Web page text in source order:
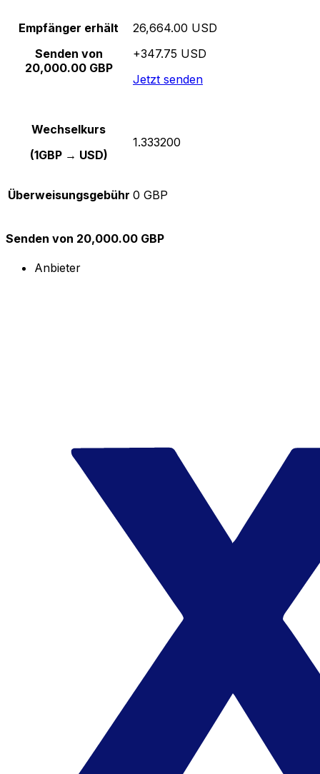
Empfänger erhält
Senden von
20,000.00 GBP
26,664.00 USD
+347.75 USD
Jetzt senden
Wechselkurs
(1GBP → USD)
1.333200
Überweisungsgebühr 0 GBP
Senden von 20,000.00 GBP
Anbieter